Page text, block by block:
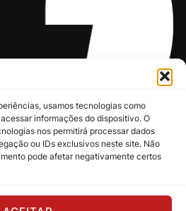
usamos tecnologias como
informações do dispositivo. O
nos permitirá processar dados
ou IDs exclusivos neste site. Não
pode afetar negativamente certos